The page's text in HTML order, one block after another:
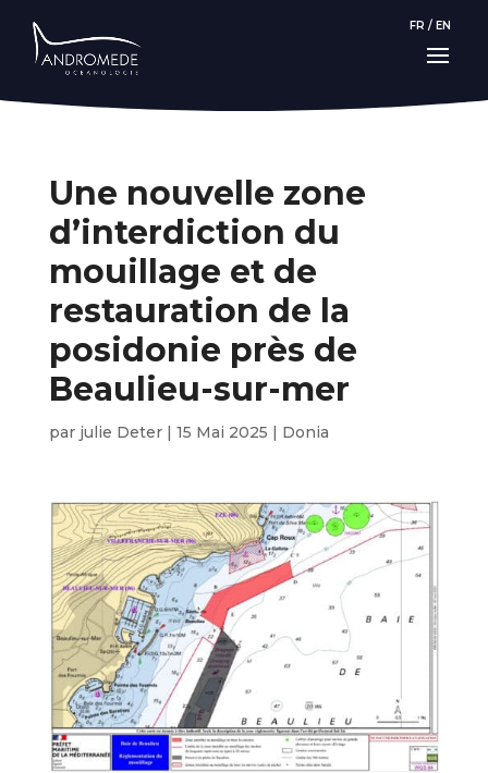
FR / EN
Une nouvelle zone
d’interdiction du
mouillage et de
restauration de la
posidonie près de
Beaulieu-sur-mer
par julie Deter| 15 Mai 2025 | Donia